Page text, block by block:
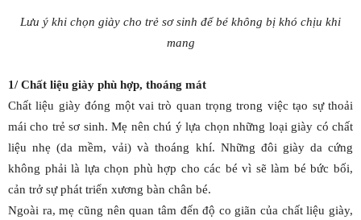
Lưu ý khi chọn giày cho trẻ sơ sinh để bé không bị khó chịu khi
mang
1/ Chất liệu giày phù hợp, thoáng mát
Chất liệu giày đóng một vai trò quan trọng trong việc tạo sự thoải
mái cho trẻ sơ sinh. Mẹ nên chú ý lựa chọn những loại giày có chất
liệu nhẹ (da mềm, vải) và thoáng khí. Những đôi giày da cứng
không phải là lựa chọn phù hợp cho các bé vì sẽ làm bé bức bối,
cản trở sự phát triển xương bàn chân bé.
Ngoài ra, mẹ cũng nên quan tâm đến độ co giãn của chất liệu giày,